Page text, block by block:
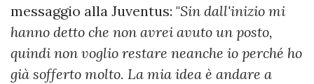
messaggio alla Juventus: "Sin dall'inizio mi
hanno detto che non avrei avuto un posto,
quindi non voglio restare neanche io perché ho
già sofferto molto. La mia idea è andare a